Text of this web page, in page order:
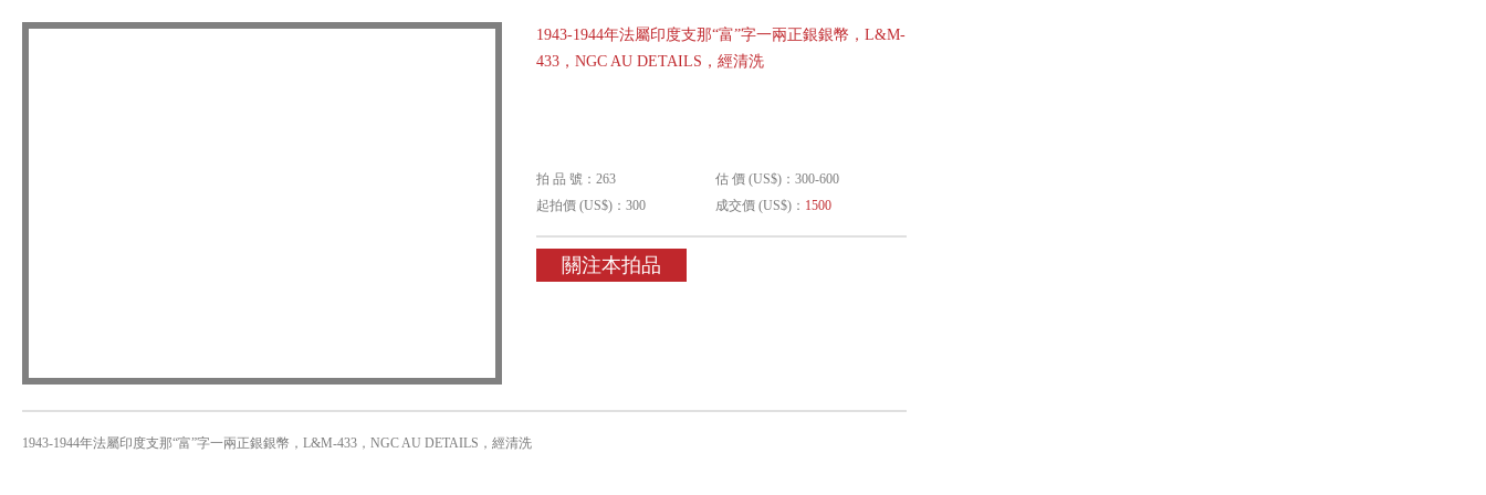
1943-1944年法屬印度支那“富”字一兩正銀銀幣，L&M-
433，NGC AU DETAILS，經清洗
拍 品 號：263
估 價 (US$)：300-600
起拍價 (US$)：300
成交價 (US$)： 1500
關注本拍品
1943-1944年法屬印度支那“富”字一兩正銀銀幣，L&M-433，NGC AU DETAILS，經清洗